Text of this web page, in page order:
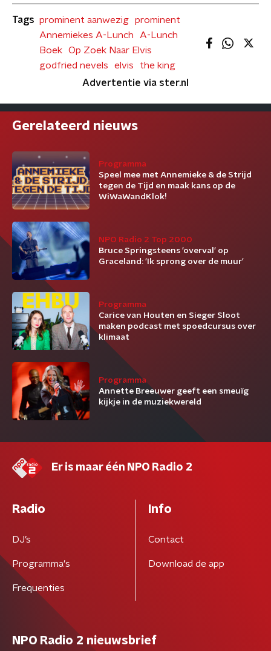
Tags prominent aanwezig
prominent
Annemiekes A-Lunch
A-Lunch
Boek
Op Zoek Naar Elvis
godfried nevels
elvis
the king
Advertentie via ster.nl
Gerelateerd nieuws
Programma
Speel mee met Annemieke & de Strijd
tegen de Tijd en maak kans op de
WiWaWandKlok!
NPO Radio 2 Top 2000
Bruce Springsteens 'overval' op
Graceland: 'Ik sprong over de muur'
Programma
Carice van Houten en Sieger Sloot
maken podcast met spoedcursus over
klimaat
Programma
Annette Breeuwer geeft een smeuïg
kijkje in de muziekwereld
Er is maar één NPO Radio 2
Radio
DJ’s
Programma's
Frequenties
Info
Contact
Download de app
NPO Radio 2 nieuwsbrief